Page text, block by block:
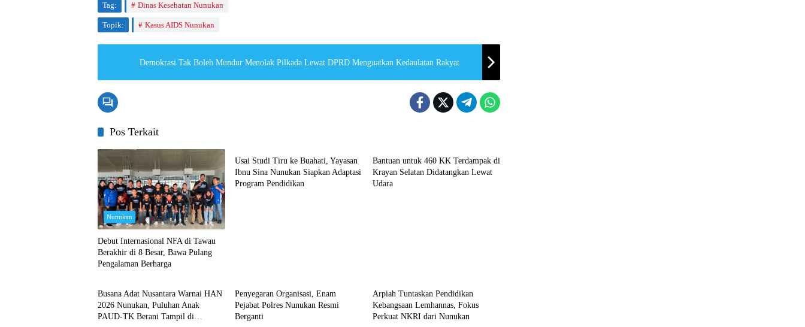
Tag: Dinas Kesehatan Nunukan
Topik: Kasus AIDS Nunukan
Demokrasi Tak Boleh Mundur Menolak Pilkada Lewat DPRD Menguatkan Kedaulatan Rakyat
Pos Terkait
Nunukan
Debut Internasional NFA di Tawau
Berakhir di 8 Besar, Bawa Pulang
Pengalaman Berharga
Usai Studi Tiru ke Buahati, Yayasan
Ibnu Sina Nunukan Siapkan Adaptasi
Program Pendidikan
Bantuan untuk 460 KK Terdampak di
Krayan Selatan Didatangkan Lewat
Udara
Nunukan
Busana Adat Nusantara Warnai HAN
2026 Nunukan, Puluhan Anak
PAUD-TK Berani Tampil di
Penyegaran Organisasi, Enam
Pejabat Polres Nunukan Resmi
Berganti
Arpiah Tuntaskan Pendidikan
Kebangsaan Lemhannas, Fokus
Perkuat NKRI dari Nunukan